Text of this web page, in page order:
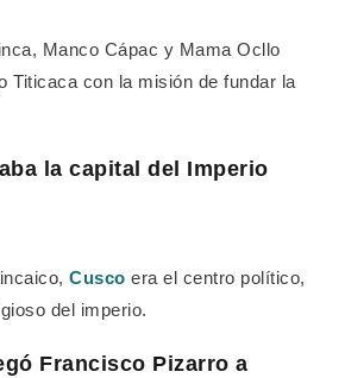
Manco Cápac y Mama Ocllo
Titicaca con la misión de fundar la
la capital del Imperio
incaico,Cusco era el centro político,
del imperio.
Francisco Pizarro a